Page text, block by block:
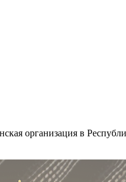
организация в